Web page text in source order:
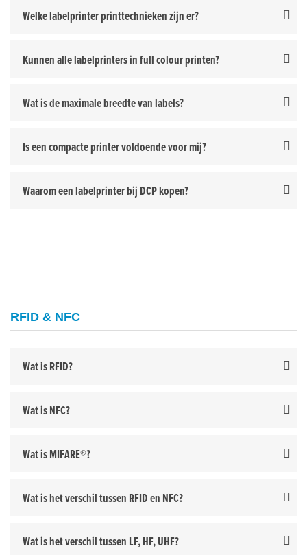
Welke labelprinter printtechnieken zijn er?
Kunnen alle labelprinters in full colour printen?
Wat is de maximale breedte van labels?
Is een compacte printer voldoende voor mij?
Waarom een labelprinter bij DCP kopen?
RFID & NFC
Wat is RFID?
Wat is NFC?
Wat is MIFARE®?
Wat is het verschil tussen RFID en NFC?
Wat is het verschil tussen LF, HF, UHF?